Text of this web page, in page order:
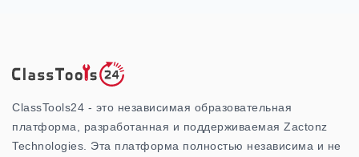
ClassTools24 - это независимая образовательная
платформа, разработанная и поддерживаемая Zactonz
Technologies. Эта платформа полностью независима и не